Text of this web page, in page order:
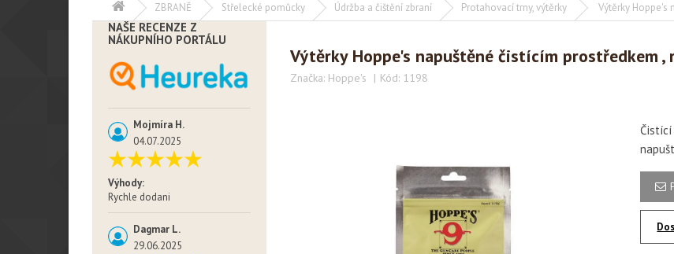
ZBRANĚ Střelecké pomůcky Údržba a čištění zbraní Protahovací trny, výtěrky Výtěrky Hoppe's
NAŠE RECENZE Z
NÁKUPNÍHO PORTÁLU
Mojmíra H.
04.07.2025
Výhody:
Rychle dodani
Dagmar L.
29.06.2025
Výtěrky Hoppe's napuštěné čistícím prostředkem ,
Značka: Hoppe's Kód: 1198
Čistící